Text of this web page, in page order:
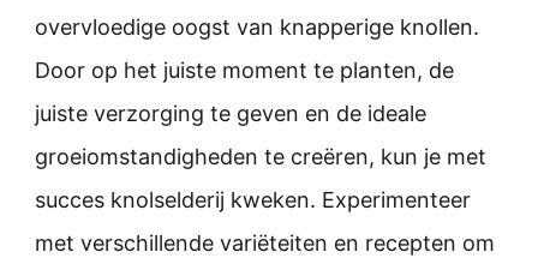
overvloedige oogst van knapperige knollen.
Door op het juiste moment te planten, de
juiste verzorging te geven en de ideale
groeiomstandigheden te creëren, kun je met
succes knolselderij kweken. Experimenteer
met verschillende variëteiten en recepten om